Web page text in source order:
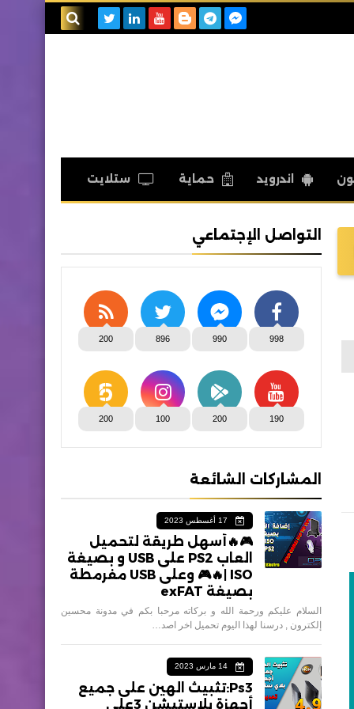
اندرويد حماية ستلايت
التواصل الإجتماعي
998
990
896
200
190
200
100
200
المشاركات الشائعة
17 أغسطس 2023
🎮🔥أسهل طريقة لتحميل
العاب PS2 على USB و بصيغة
ISO |🔥🎮 وعلى USB مفرمطة
بصيغة exFAT
السلام عليكم ورحمة الله و بركاته مرحبا بكم في مدونة محسين
إلكترون , درسنا لهذا اليوم تحميل اخر اصد…
14 مارس 2023
Ps3:تثبيث الهين على جميع
أجهزة بلاستيشن 3على